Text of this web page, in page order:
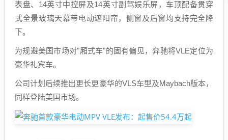
表盘、14英寸中控屏及14英寸副驾娱乐屏，车顶配备贯穿
式全景玻璃天幕带电动遮阳帘，侧窗及后窗均支持完全降
下。
为规避美国市场对"厢式车"的固有偏见，奔驰将VLE定位为
豪华礼宾车。
公司计划后续推出更长更豪华的VLS车型及Maybach版本，
同样登陆美国市场。